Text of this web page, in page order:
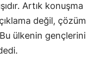
Artık konuşma
değil, çözüm
ülkenin gençlerini